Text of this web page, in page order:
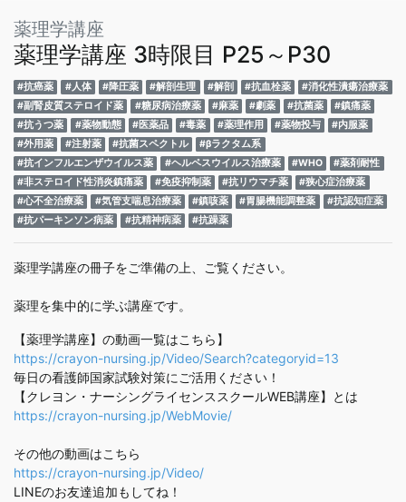
薬理学講座
薬理学講座 3時限目 P25～P30
#抗癌薬 #人体 #降圧薬 #解剖生理 #解剖 #抗血栓薬
#消化性潰瘍治療薬
#副腎皮質ステロイド薬
#糖尿病治療薬 #麻薬 #劇薬 #抗菌薬
#鎮痛薬
#抗うつ薬
#薬物動態 #医薬品 #毒薬 #薬理作用 #薬物投与
#内服薬
#外用薬
#注射薬 #抗菌スペクトル
#βラクタム系
#抗インフルエンザウイルス薬
#ヘルペスウイルス治療薬 #WHO
#薬剤耐性
#非ステロイド性消炎鎮痛薬
#免疫抑制薬 #抗リウマチ薬
#狭心症治療薬
#心不全治療薬
#気管支喘息治療薬 #鎮咳薬 #胃腸機能調整薬
#抗認知症薬
#抗パーキンソン病薬
#抗精神病薬 #抗躁薬
薬理学講座の冊子をご準備の上、ご覧ください。
薬理を集中的に学ぶ講座です。
【薬理学講座】の動画一覧はこちら】
https://crayon-nursing.jp/Video/Search?categoryid=13
毎日の看護師国家試験対策にご活用ください！
【クレヨン・ナーシングライセンススクールWEB講座】とは
https://crayon-nursing.jp/WebMovie/
その他の動画はこちら
https://crayon-nursing.jp/Video/
LINEのお友達追加もしてね！